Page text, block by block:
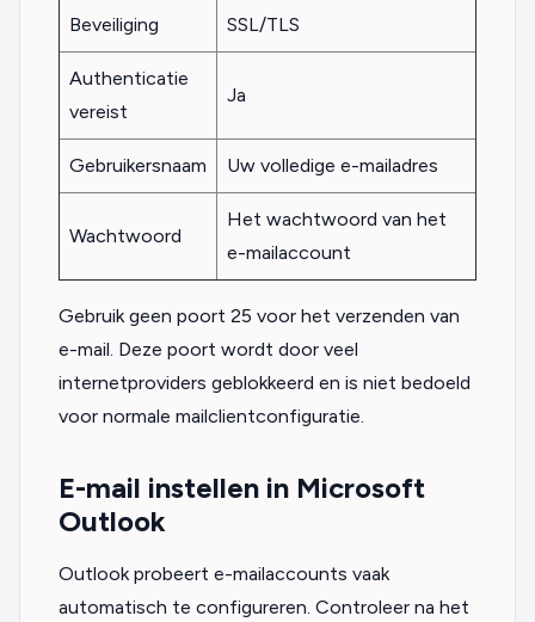
Beveiliging SSL/TLS
Authenticatie
vereist
Ja
Gebruikersnaam Uw volledige e-mailadres
Wachtwoord
Het wachtwoord van het
e-mailaccount
Gebruik geen poort 25 voor het verzenden van
e-mail. Deze poort wordt door veel
internetproviders geblokkeerd en is niet bedoeld
voor normale mailclientconfiguratie.
E-mail instellen in Microsoft
Outlook
Outlook probeert e-mailaccounts vaak
automatisch te configureren. Controleer na het